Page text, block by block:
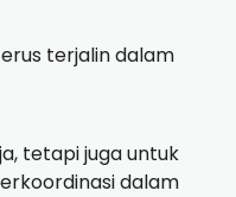
terjalin dalam
tetapi juga untuk
dalam